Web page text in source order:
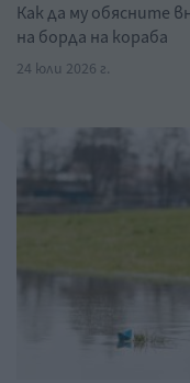
Как да му обясните
на борда на кораба
24 юли 2026 г.